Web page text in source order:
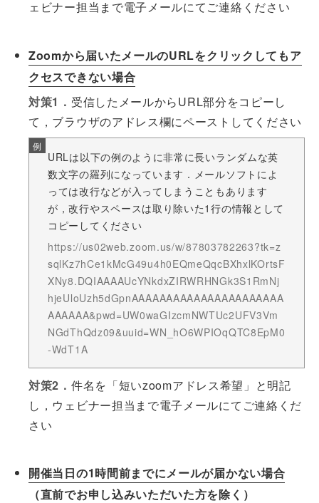
ェビナー担当まで電子メールにてご連絡ください
Zoomから届いたメールのURLをクリックしてもア
クセスできない場合
対策1． 受信したメールからURL部分をコピーし
て，ブラウザのアドレス欄にペーストしてください
URLは以下の例のように非常に長いランダムな英
数文字の羅列になっています．メールソフトによ
っては改行などが入ってしまうこともあります
が，改行やスペースは取り除いた1行の情報として
コピーしてください
https://us02web.zoom.us/w/87803782263?tk=z
sqlKz7hCe1kMcG49u4h0EQmeQqcBXhxlKOrtsF
XNy8.DQIAAAAUcYNkdxZIRWRHNGk3S1RmNj
hjeUloUzh5dGpnAAAAAAAAAAAAAAAAAAAAAA
AAAAAA&pwd=UW0waGIzcmNWTUc2UFV3Vm
NGdThQdz09&uuid=WN_hO6WPIOqQTC8EpM0
-WdT1A
対策2． 件名を「短いzoomアドレス希望」と明記
し，ウェビナー担当まで電子メールにてご連絡くだ
さい
開催当日の1時間前までにメールが届かない場合
（直前でお申し込みいただいた方を除く）